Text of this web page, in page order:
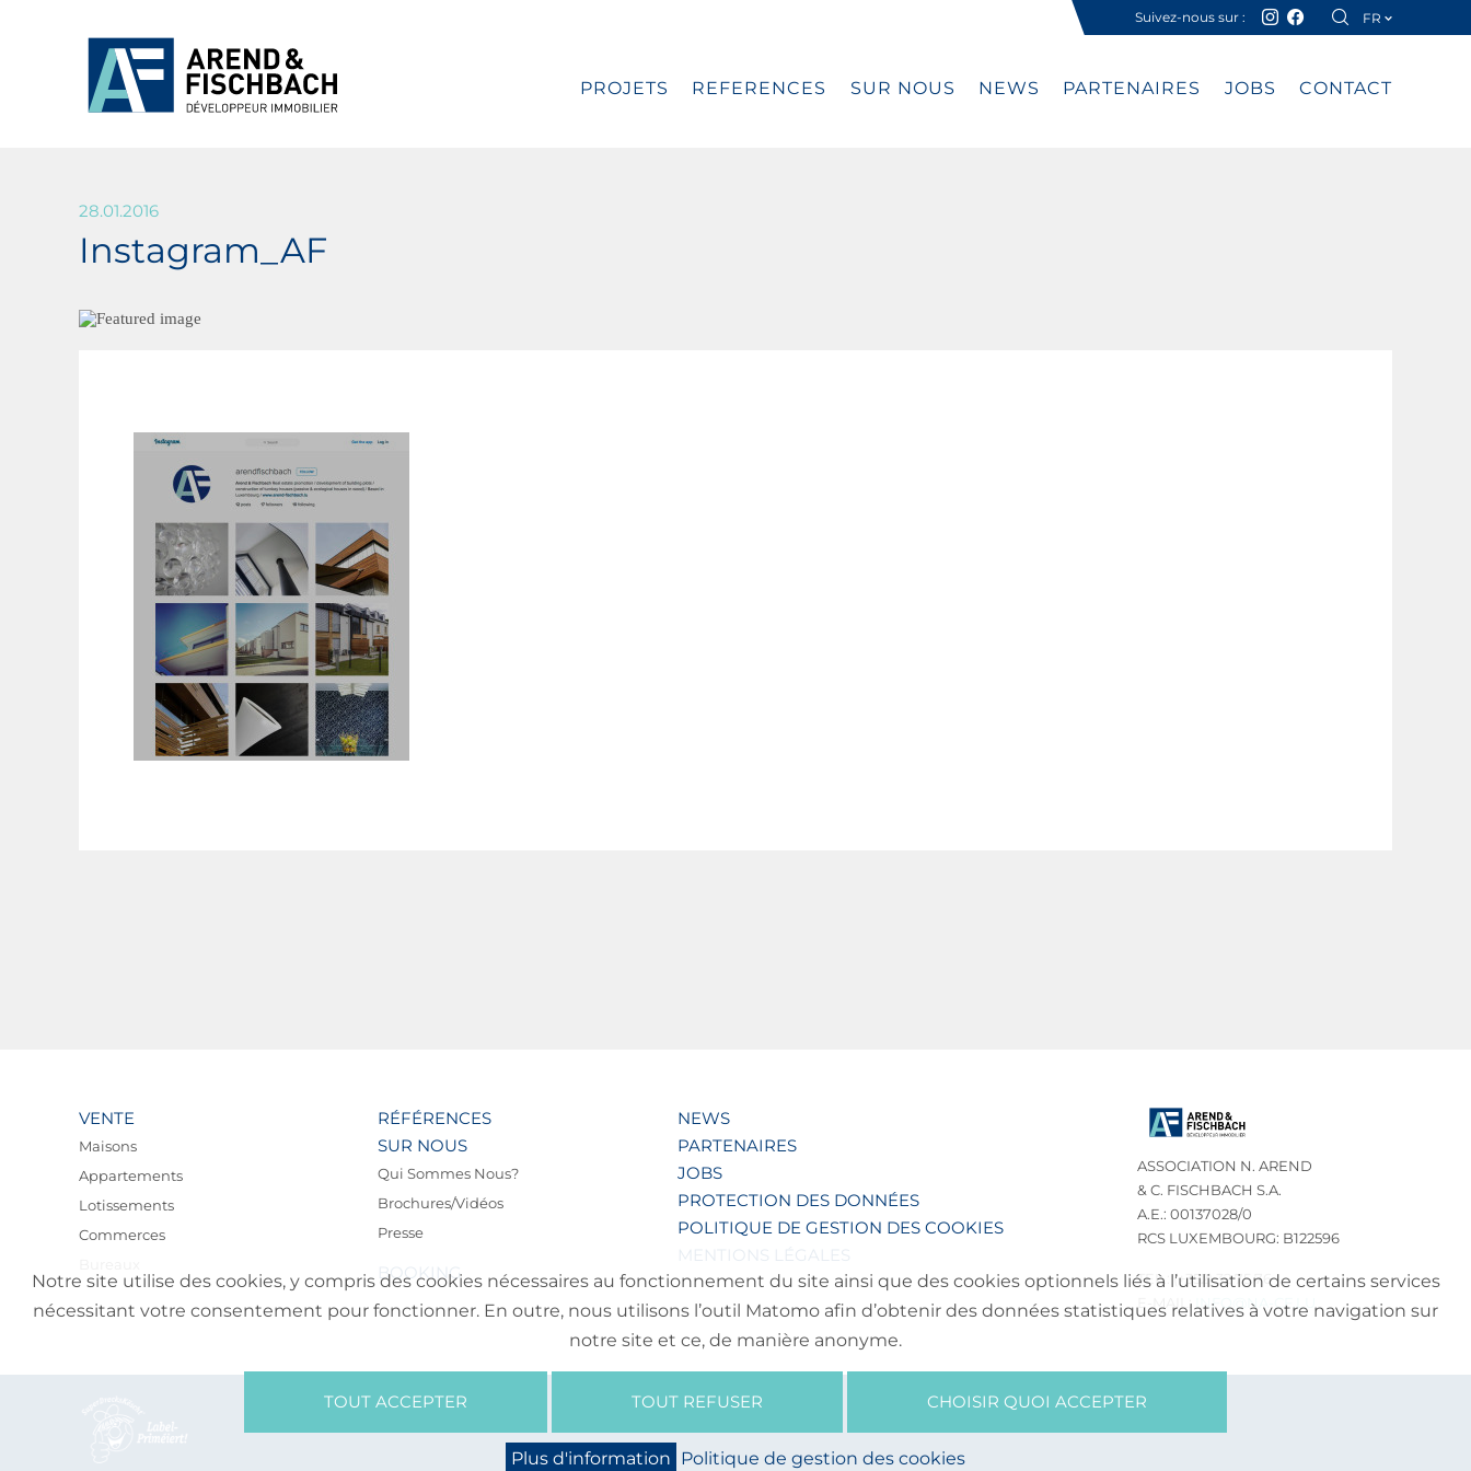
Suivez-nous sur : FR
PROJETS REFERENCES SUR NOUS NEWS PARTENAIRES JOBS CONTACT
28.01.2016
Instagram_AF
VENTE
Maisons
Appartements
Lotissements
Commerces
RÉFÉRENCES
SUR NOUS
Qui Sommes Nous?
Brochures/Vidéos
Presse
BOOKING
NEWS
PARTENAIRES
JOBS
PROTECTION DES DONNÉES
POLITIQUE DE GESTION DES COOKIES
MENTIONS LÉGALES
ASSOCIATION N. AREND
& C. FISCHBACH S.A.
A.E.: 00137028/0
RCS LUXEMBOURG: B122596
TEL.: (+352) 32 75 76
E-MAIL:
INFO@NA-CF.LU
Notre site utilise des cookies, y compris des cookies nécessaires au fonctionnement du site ainsi que des cookies optionnels liés à l’utilisation de certains services
nécessitant votre consentement pour fonctionner. En outre, nous utilisons l’outil Matomo afin d’obtenir des données statistiques relatives à votre navigation sur
notre site et ce, de manière anonyme.
TOUT ACCEPTER TOUT REFUSER CHOISIR QUOI ACCEPTER
Plus d'information Politique de gestion des cookies